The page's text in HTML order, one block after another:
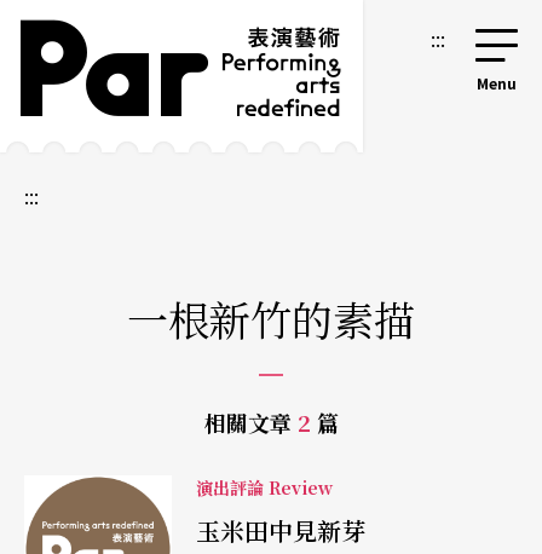
跳到主要內容區塊
網站導覽 :::
:::
一根新竹的素描
相關文章 2 篇
演出評論 Review
玉米田中見新芽